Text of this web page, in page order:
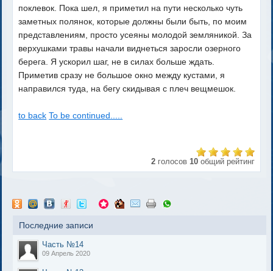
поклевок. Пока шел, я приметил на пути несколько чуть
заметных полянок, которые должны были быть, по моим
представлениям, просто усеяны молодой земляникой. За
верхушками травы начали виднеться заросли озерного
берега. Я ускорил шаг, не в силах больше ждать.
Приметив сразу не большое окно между кустами, я
направился туда, на бегу скидывая с плеч вещмешок.
to back To be continued.....
2 голосов 10 общий рейтинг
Последние записи
Часть №14
09 Апрель 2020